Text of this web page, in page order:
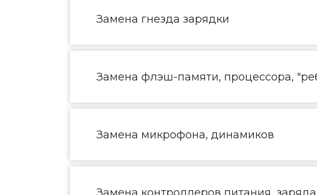
Замена гнезда зарядки
Замена флэш-памяти, процессора,
Замена микрофона, динамиков
Замена контроллеров питания,